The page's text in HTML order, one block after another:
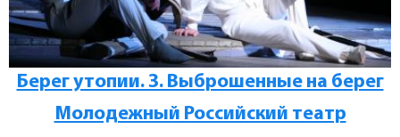
Берег утопии. 3. Выброшенные на берег
Молодежный Российский театр